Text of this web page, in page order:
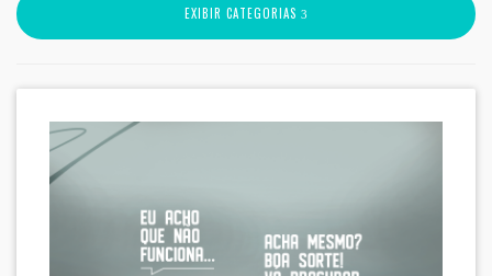
EXIBIR CATEGORIAS